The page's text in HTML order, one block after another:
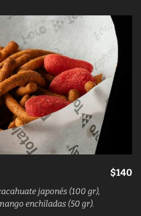
$140
japonés (100 gr),
enchiladas (50 gr).